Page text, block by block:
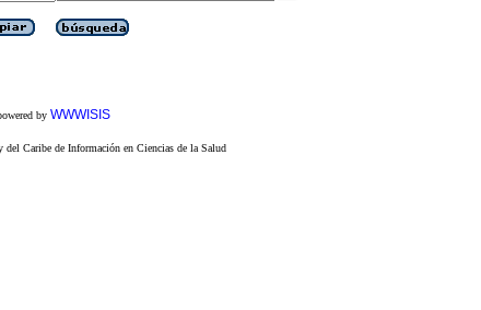
by WWWISIS
Caribe de Información en Ciencias de la Salud